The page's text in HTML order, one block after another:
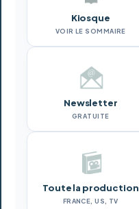
Kiosque
VOIR LE SOMMAIRE
Newsletter
GRATUITE
Toute la production
FRANCE, US, TV